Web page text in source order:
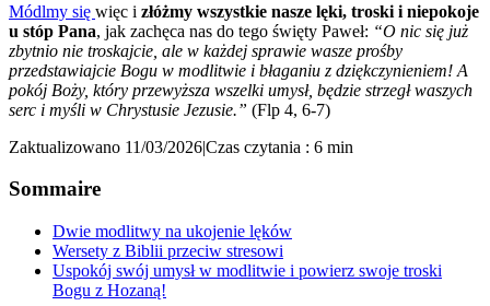
Módlmy się więc i złóżmy wszystkie nasze lęki, troski i niepokoje
u stóp Pana, jak zachęca nas do tego święty Paweł: “O nic się już
zbytnio nie troskajcie, ale w każdej sprawie wasze prośby
przedstawiajcie Bogu w modlitwie i błaganiu z dziękczynieniem! A
pokój Boży, który przewyższa wszelki umysł, będzie strzegł waszych
serc i myśli w Chrystusie Jezusie.” (Flp 4, 6-7)
Zaktualizowano 11/03/2026|Czas czytania : 6 min
Sommaire
Dwie modlitwy na ukojenie lęków
Wersety z Biblii przeciw stresowi
Uspokój swój umysł w modlitwie i powierz swoje troski
Bogu z Hozaną!